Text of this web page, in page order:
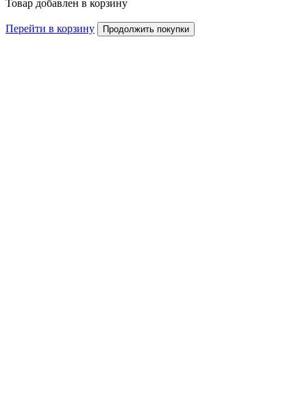
Товар добавлен в корзину
Перейти в корзину Продолжить покупки